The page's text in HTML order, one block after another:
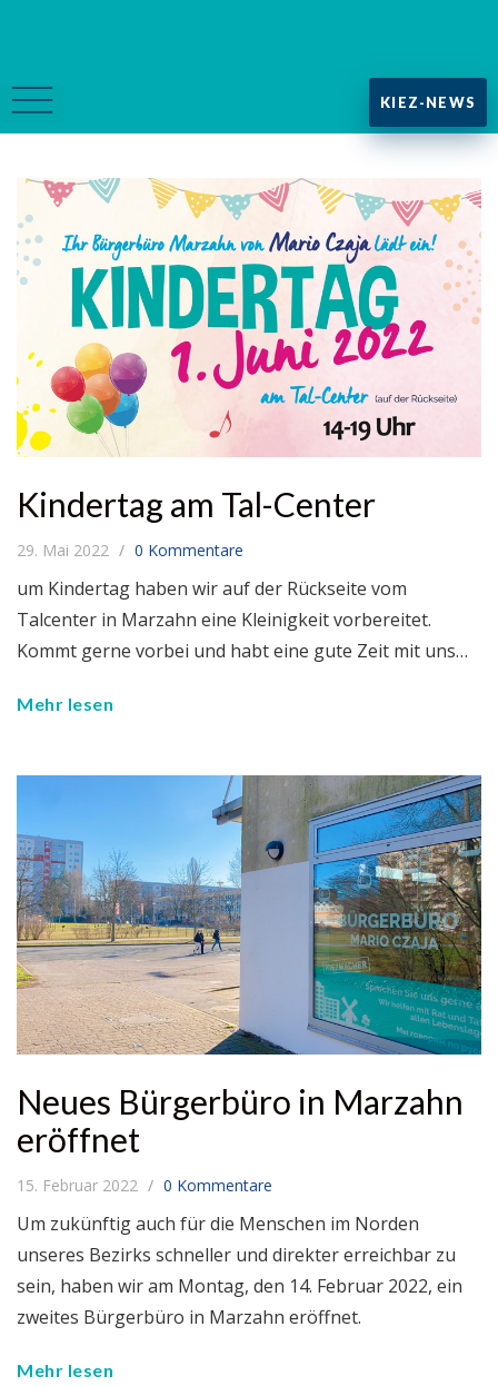
KIEZ-NEWS
Kindertag am Tal-Center
29. Mai 2022 0 Kommentare
um Kindertag haben wir auf der Rückseite vom
Talcenter in Marzahn eine Kleinigkeit vorbereitet.
Kommt gerne vorbei und habt eine gute Zeit mit uns…
Mehr lesen
Neues Bürgerbüro in Marzahn
eröffnet
15. Februar 2022 0 Kommentare
Um zukünftig auch für die Menschen im Norden
unseres Bezirks schneller und direkter erreichbar zu
sein, haben wir am Montag, den 14. Februar 2022, ein
zweites Bürgerbüro in Marzahn eröffnet.
Mehr lesen